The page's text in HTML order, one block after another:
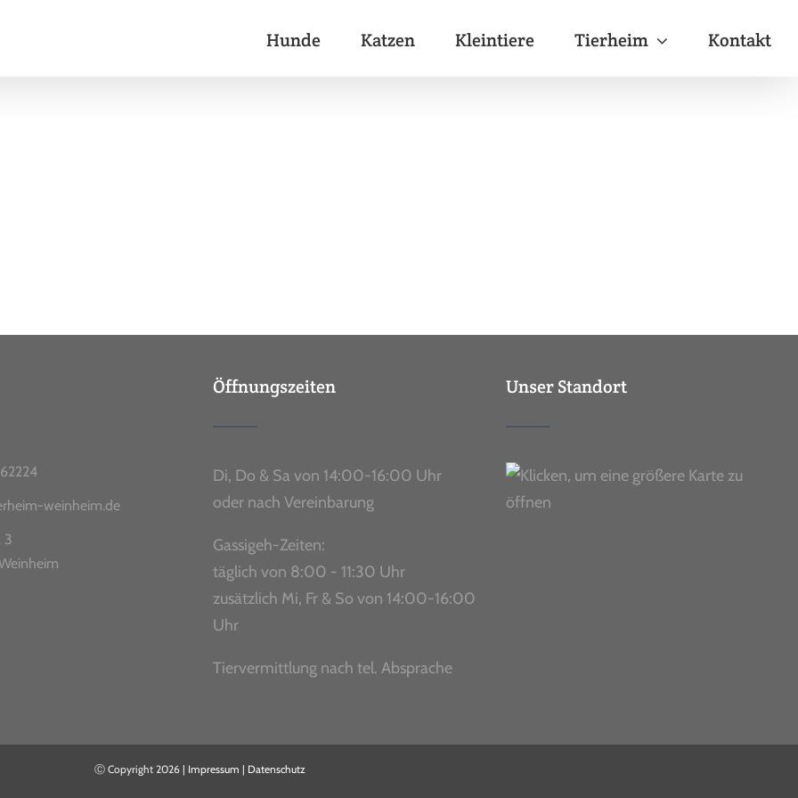
Hunde Katzen Kleintiere Tierheim Kontakt
weinheim.de
3
Öffnungszeiten
Di, Do & Sa von 14:00-16:00 Uhr
oder nach Vereinbarung
Gassigeh-Zeiten:
täglich von 8:00 - 11:30 Uhr
zusätzlich Mi, Fr & So von 14:00-16:00
Uhr
Tiervermittlung nach tel. Absprache
Unser Standort
Ⓒ Copyright 2026 | Impressum | Datenschutz